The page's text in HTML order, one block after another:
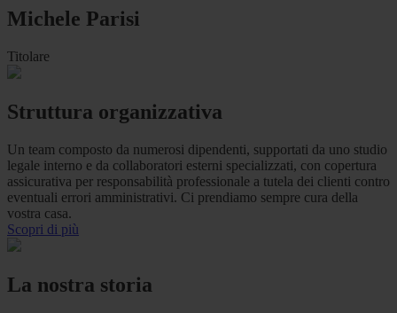
Michele Parisi
Titolare
Struttura organizzativa
Un team composto da numerosi dipendenti, supportati da uno studio
legale interno e da collaboratori esterni specializzati, con copertura
assicurativa per responsabilità professionale a tutela dei clienti contro
eventuali errori amministrativi. Ci prendiamo sempre cura della
vostra casa.
Scopri di più
La nostra storia